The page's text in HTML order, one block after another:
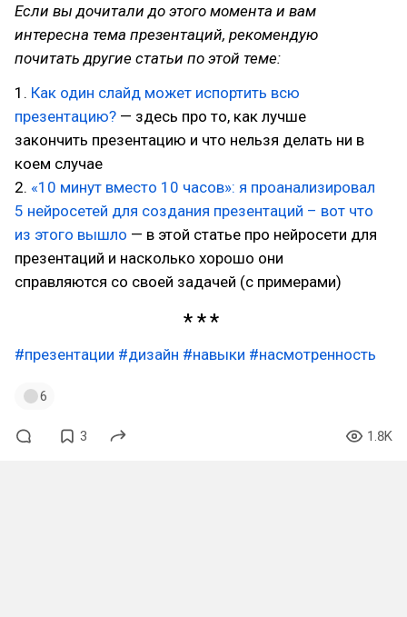
Если вы дочитали до этого момента и вам
интересна тема презентаций, рекомендую
почитать другие статьи по этой теме:
1. Как один слайд может испортить всю
презентацию? — здесь про то, как лучше
закончить презентацию и что нельзя делать ни в
коем случае
2. «10 минут вместо 10 часов»: я проанализировал
5 нейросетей для создания презентаций – вот что
из этого вышло — в этой статье про нейросети для
презентаций и насколько хорошо они
справляются со своей задачей (с примерами)
#презентации #дизайн #навыки #насмотренность
6
3 1.8K